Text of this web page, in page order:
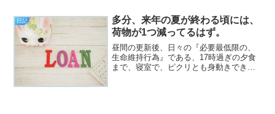
です。もしかして、今...
日記
多分、来年の夏が終わる頃には、
荷物が1つ減ってるはず。
昼間の更新後、日々の『必要最低限の、
生命維持行為』である、17時過ぎの夕食
まで、寝室で、ピクリとも身動きできま